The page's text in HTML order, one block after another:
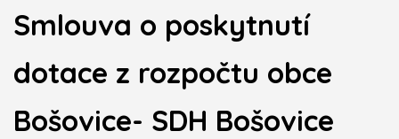
Smlouva o poskytnutí
dotace z rozpočtu obce
Bošovice- SDH Bošovice